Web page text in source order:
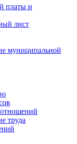
платы и
лист
муниципальной
труда